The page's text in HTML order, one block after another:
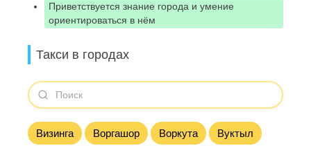
Приветствуется знание города и умение
ориентироваться в нём
Такси в городах
Визинга Воргашор Воркута Вуктыл